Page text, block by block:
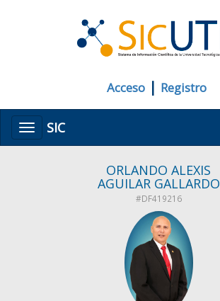
Acceso | Registro
MenúSIC
ORLANDO ALEXIS
AGUILAR GALLARDO
#DF419216